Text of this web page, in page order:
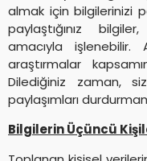
almak için bilgilerinizi
paylaştığınız
amacıyla işlenebilir.
araştırmalar
Dilediğiniz zaman,
paylaşımları
Bilgilerin Üçüncü